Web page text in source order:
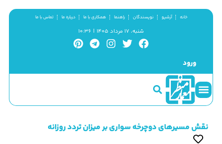
خانه آرشیو نویسندگان راهنما همکاری با ما درباره ما تماس با ما
شنبه، ۱۷ مرداد ۱۴۰۵ | ۱۰:۳۶
ورود
نقش مسیرهای دوچرخه سواری بر میزان تردد روزانه